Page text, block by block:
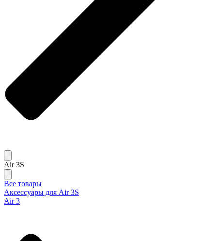
Air 3S
Все товары
Аксессуары для Air 3S
Air 3